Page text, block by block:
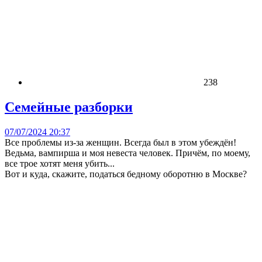
238
Семейные разборки
07/07/2024 20:37
Все проблемы из-за женщин. Всегда был в этом убеждён!
Ведьма, вампирша и моя невеста человек. Причём, по моему,
все трое хотят меня убить...
Вот и куда, скажите, податься бедному оборотню в Москве?